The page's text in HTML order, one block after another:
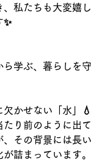
、私たちも大変嬉し
✨
ら学ぶ、暮らしを守
かせない「水」💧
たり前のように出て
、その背景には長い
詰まっています。